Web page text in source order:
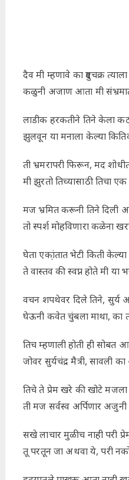
दैव मी म्हणावे का दुष्टचक्र त्याला
कळुनी अजाण आता मी
लाडीक हरकतीने तिने केला
झुलवून या मनाला केल्या
ती भ्रमरापरी फिरून, मद
मी झुरतो तिच्यासाठी तिचा
मज भ्रमित करूनी तिने दिली
तो स्पर्श मोहविणारा कळेना
घेता एका़ंतात भेटी किती केल्या
ते वास्तव की स्वप्न होते मी
वचन शपथेवर दिले तिने, सुर्य
घेऊनी कवेत चुंबला माथा, का
तिच म्हणाली होती ही सोबत
जोवर सुर्यचंद्र मैत्री, सावली
तिचे ते प्रेम खरे की खोटे
ती मज सर्वस्व अर्पिणार
सखे लाचार मुळीच नाही परी
तू परतून जा अथवा ये, परी